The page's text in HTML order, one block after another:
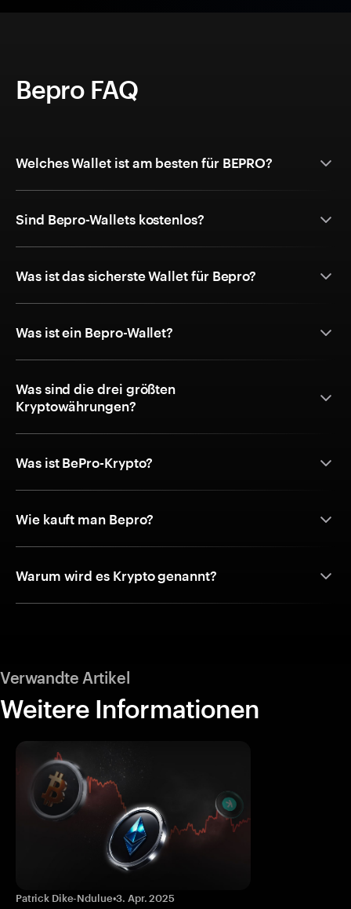
Bepro FAQ
Welches Wallet ist am besten für BEPRO?
Sind Bepro-Wallets kostenlos?
Was ist das sicherste Wallet für Bepro?
Was ist ein Bepro-Wallet?
Was sind die drei größten
Kryptowährungen?
Was ist BePro-Krypto?
Wie kauft man Bepro?
Warum wird es Krypto genannt?
Verwandte Artikel
Weitere Informationen
Patrick Dike-Ndulue•3. Apr. 2025